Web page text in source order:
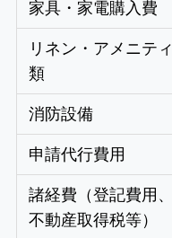
家具・家電購入費
リネン・アメニティ
類
消防設備
申請代行費用
諸経費（登記費用、
不動産取得税等）